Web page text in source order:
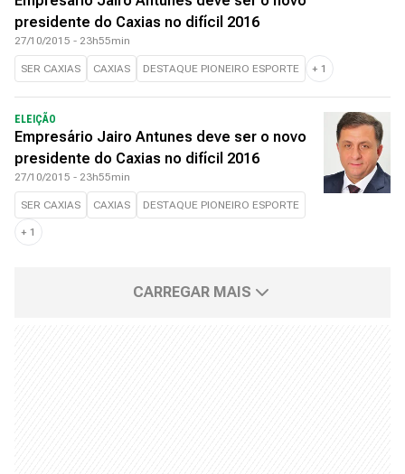
presidente do Caxias no difícil 2016
27/10/2015 - 23h55min
SER CAXIAS CAXIAS DESTAQUE PIONEIRO ESPORTE + 1
ELEIÇÃO
Empresário Jairo Antunes deve ser o novo
presidente do Caxias no difícil 2016
27/10/2015 - 23h55min
SER CAXIAS CAXIAS DESTAQUE PIONEIRO ESPORTE
+ 1
CARREGAR MAIS